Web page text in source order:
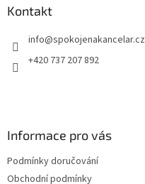
Kontakt
info@spokojenakancelar.cz
+420 737 207 892
Informace pro vás
Podmínky doručování
Obchodní podmínky